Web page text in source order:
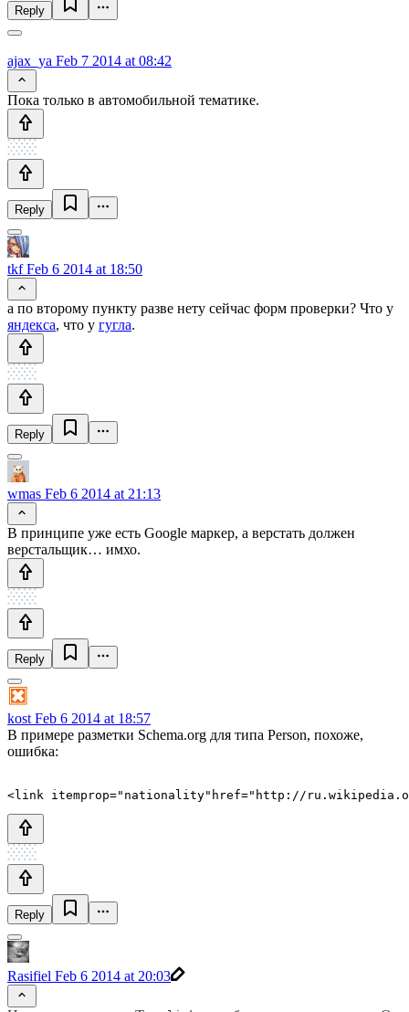
Reply
ajax_ya Feb 7 2014 at 08:42
Пока только в автомобильной тематике.
Reply
tkfFeb 6 2014 at 18:50
а по второму пункту разве нету сейчас форм проверки? Что у
яндекса, что у гугла.
Reply
wmas Feb 6 2014 at 21:13
В принципе уже есть Google маркер, а верстать должен
верстальщик… имхо.
Reply
kost Feb 6 2014 at 18:57
В примере разметки Schema.org для типа Person, похоже,
ошибка:
Reply
Rasifiel Feb 6 2014 at 20:03